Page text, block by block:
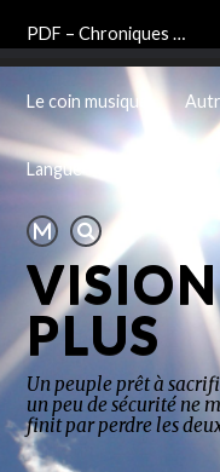
PDF – Chroniques …
Le coin musique
Langue
PLUS
Un peuple prêt à
un peu de sécurité ne
finit par perdre les